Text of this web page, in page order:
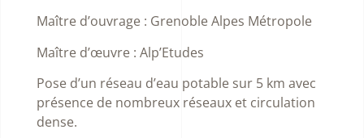
Maître d’ouvrage : Grenoble Alpes Métropole
Maître d’œuvre : Alp’Etudes
Pose d’un réseau d’eau potable sur 5 km avec
présence de nombreux réseaux et circulation
dense.